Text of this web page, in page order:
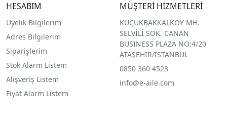
HESABIM
Üyelik Bilgilerim
Adres Bilgilerim
Siparişlerim
Stok Alarm Listem
Alışveriş Listem
Fiyat Alarm Listem
MÜŞTERİ HİZMETLERİ
KÜÇÜKBAKKALKÖY MH.
SELVİLİ SOK. CANAN
BUSINESS PLAZA NO:4/20
ATAŞEHİR/İSTANBUL
0850 360 4523
info@e-aile.com